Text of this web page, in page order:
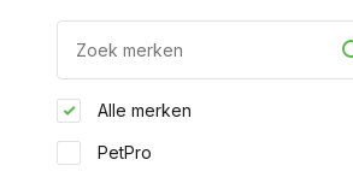
Alle merken
PetPro